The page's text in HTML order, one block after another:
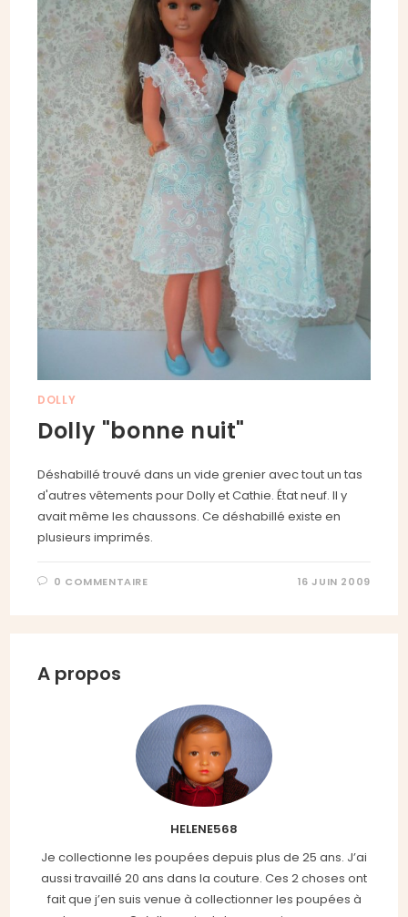
DOLLY
Dolly "bonne nuit"
Déshabillé trouvé dans un vide grenier avec tout un tas
d'autres vêtements pour Dolly et Cathie. État neuf. Il y
avait même les chaussons. Ce déshabillé existe en
plusieurs imprimés.
0 COMMENTAIRE 16 JUIN 2009
A propos
HELENE568
Je collectionne les poupées depuis plus de 25 ans. J’ai
aussi travaillé 20 ans dans la couture. Ces 2 choses ont
fait que j’en suis venue à collectionner les poupées à